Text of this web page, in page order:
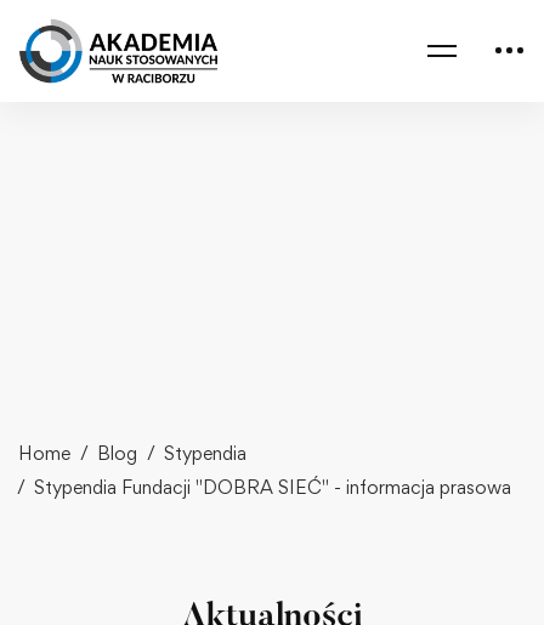
Home Blog
Stypendia
Stypendia Fundacji "DOBRA SIEĆ" - informacja prasowa
Aktualności